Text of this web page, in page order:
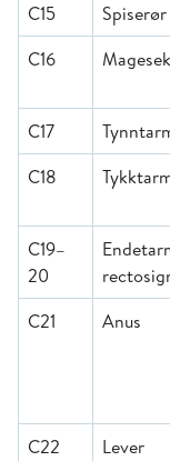
C15
Spiserør
C16
C17
C18
C19–
20
C21
Anus
C22
Lever